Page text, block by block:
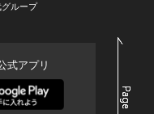
グループ
式アプリ